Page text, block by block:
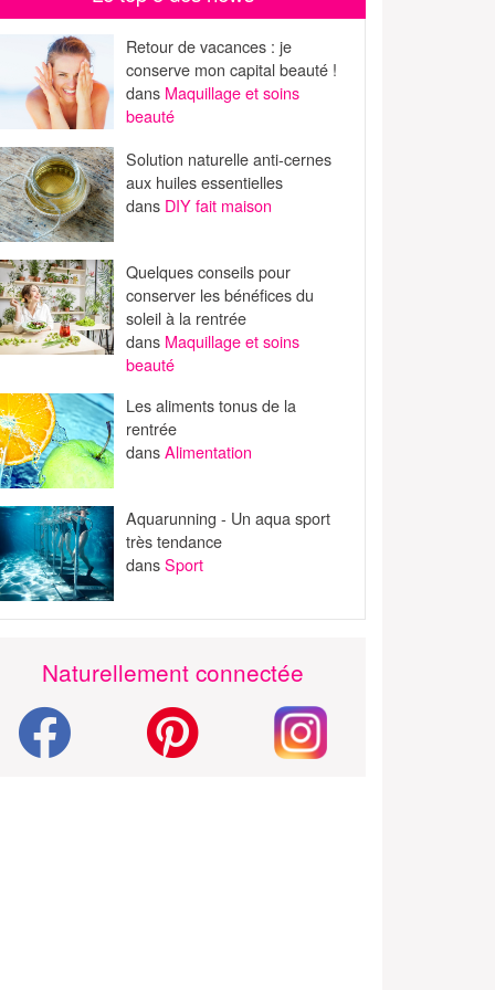
Retour de vacances : je
conserve mon capital beauté !
dans Maquillage et soins
beauté
Solution naturelle anti-cernes
aux huiles essentielles
dans DIY fait maison
Quelques conseils pour
conserver les bénéfices du
soleil à la rentrée
dans Maquillage et soins
beauté
Les aliments tonus de la
rentrée
dansAlimentation
Aquarunning - Un aqua sport
très tendance
dansSport
Naturellement connectée